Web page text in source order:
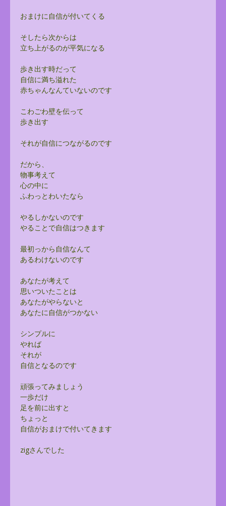
おまけに自信が付いてくる
そしたら次からは
立ち上がるのが平気になる
歩き出す時だって
自信に満ち溢れた
赤ちゃんなんていないのです
こわごわ壁を伝って
歩き出す
それが自信につながるのです
だから、
物事考えて
心の中に
ふわっとわいたなら
やるしかないのです
やることで自信はつきます
最初っから自信なんて
あるわけないのです
あなたが考えて
思いついたことは
あなたがやらないと
あなたに自信がつかない
シンプルに
やれば
それが
自信となるのです
頑張ってみましょう
一歩だけ
足を前に出すと
ちょっと
自信がおまけで付いてきます
zigさんでした